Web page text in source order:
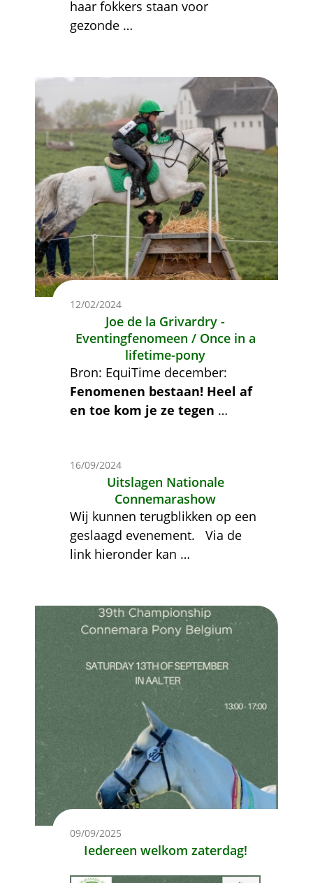
haar fokkers staan voor
gezonde …
Afbeelding
12/02/2024
Joe de la Grivardry -
Eventingfenomeen / Once in a
lifetime-pony
Bron: EquiTime december:
Fenomenen bestaan! Heel af
en toe kom je ze tegen …
16/09/2024
Uitslagen Nationale
Connemarashow
Wij kunnen terugblikken op een
geslaagd evenement.
Via de
link hieronder kan …
Afbeelding
09/09/2025
Iedereen welkom zaterdag!